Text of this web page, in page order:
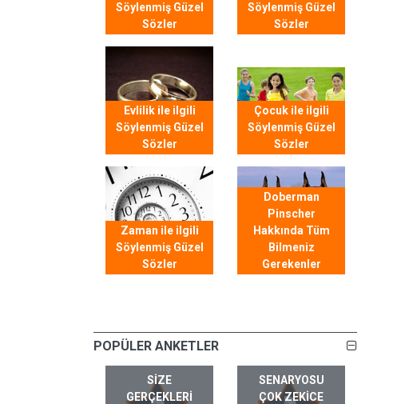
Söylenmiş Güzel
Sözler
Söylenmiş Güzel
Sözler
Evlilik ile ilgili
Söylenmiş Güzel
Sözler
Çocuk ile ilgili
Söylenmiş Güzel
Sözler
Zaman ile ilgili
Söylenmiş Güzel
Sözler
Doberman
Pinscher
Hakkında Tüm
Bilmeniz
Gerekenler
POPÜLER ANKETLER
SIZE
GERÇEKLERI
SENARYOSU
ÇOK ZEKICE